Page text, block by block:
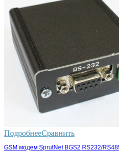
ПодробнееСравнить
GSM модем SprutNet BGS2 RS232/